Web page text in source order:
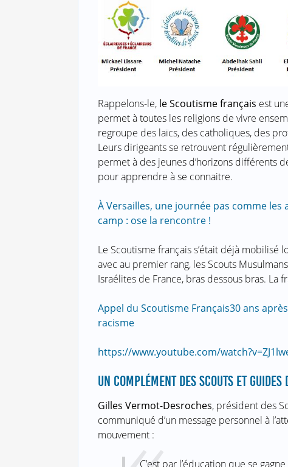
Rappelons-le, le Scoutisme français est
permet à toutes les religions de vivre
regroupe des laïcs, des catholiques, des
Leurs dirigeants se retrouvent
permet à des jeunes d’horizons différents
pour apprendre à se connaitre.
À Versailles, une journée pas comme
camp : ose la rencontre !
Le Scoutisme français s’était déjà mobilisé
avec au premier rang, les Scouts
Israélites de France, bras dessous bras. La
Appel du Scoutisme Français30 ans
racisme
https://www.youtube.com/
UN COMPLÉMENT DES SCOUTS ET GUIDES
Gilles Vermot-Desroches, président des
communiqué d’un message personnel à
mouvement :
C’est par l’éducation que se